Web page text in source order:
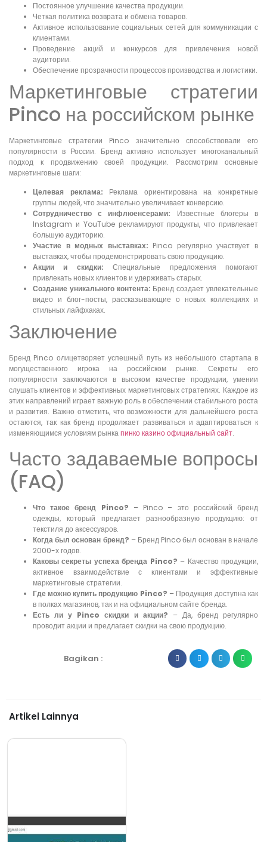
Постоянное улучшение качества продукции.
Четкая политика возврата и обмена товаров.
Активное использование социальных сетей для коммуникации с
клиентами.
Проведение акций и конкурсов для привлечения новой
аудитории.
Обеспечение прозрачности процессов производства и логистики.
Маркетинговые стратегии
Pinco на российском рынке
Маркетинговые стратегии Pinco значительно способствовали его
популярности в России. Бренд активно использует многоканальный
подход к продвижению своей продукции. Рассмотрим основные
маркетинговые шаги:
Целевая реклама: Реклама ориентирована на конкретные
группы людей, что значительно увеличивает конверсию.
Сотрудничество с инфлюенсерами: Известные блогеры в
Instagram и YouTube рекламируют продукты, что привлекает
большую аудиторию.
Участие в модных выставках: Pinco регулярно участвует в
выставках, чтобы продемонстрировать свою продукцию.
Акции и скидки: Специальные предложения помогают
привлекать новых клиентов и удерживать старых.
Создание уникального контента: Бренд создает увлекательные
видео и блог-посты, рассказывающие о новых коллекциях и
стильных лайфхаках.
Заключение
Бренд Pinco олицетворяет успешный путь из небольшого стартапа в
могущественного игрока на российском рынке. Секреты его
популярности заключаются в высоком качестве продукции, умении
слушать клиентов и эффективных маркетинговых стратегиях. Каждое из
этих направлений играет важную роль в обеспечении стабильного роста
и развития. Важно отметить, что возможности для дальнейшего роста
остаются, так как бренд продолжает развиваться и адаптироваться к
изменяющимся условиям рынкапинко казино официальный сайт.
Часто задаваемые вопросы
(FAQ)
Что такое бренд Pinco? – Pinco – это российский бренд
одежды, который предлагает разнообразную продукцию: от
текстиля до аксессуаров.
Когда был основан бренд? – Бренд Pinco был основан в начале
2000-х годов.
Каковы секреты успеха бренда Pinco? – Качество продукции,
активное взаимодействие с клиентами и эффективные
маркетинговые стратегии.
Где можно купить продукцию Pinco? – Продукция доступна как
в полках магазинов, так и на официальном сайте бренда.
Есть ли у Pinco скидки и акции? – Да, бренд регулярно
проводит акции и предлагает скидки на свою продукцию.
Bagikan :
Artikel Lainnya